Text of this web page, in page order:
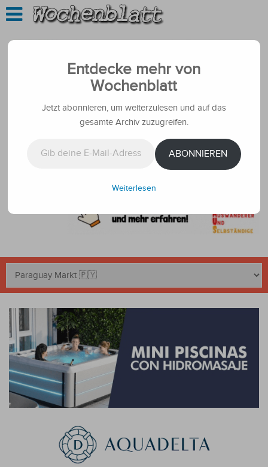
Entdecke mehr von
Wochenblatt
Jetzt abonnieren, um weiterzulesen und auf das
gesamte Archiv zuzugreifen.
ABONNIEREN
Weiterlesen